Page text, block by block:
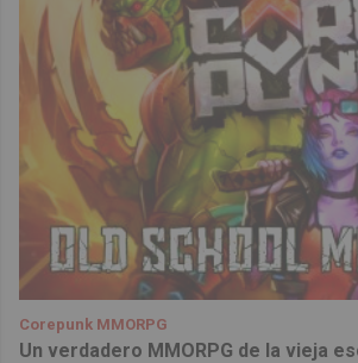
Corepunk MMORPG
Un verdadero MMORPG de la vieja